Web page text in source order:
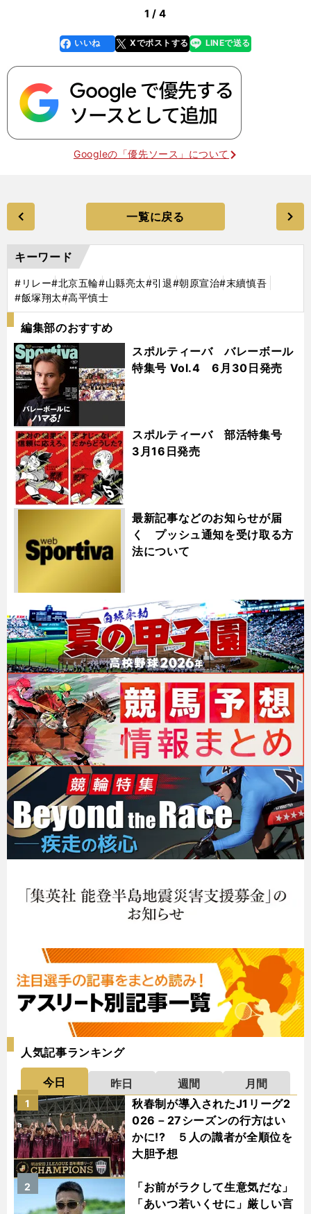
1 / 4
faceboo
k
いいね Xでポストする
line LINEで送る
Googleの「優先ソース」について
一覧に戻る
キーワード
#リレー#北京五輪#山縣亮太#引退#朝原宣治#末續慎吾
#飯塚翔太#高平慎士
編集部のおすすめ
スポルティーバ バレーボール
特集号 Vol.4 6月30日発売
スポルティーバ 部活特集号
3月16日発売
最新記事などのお知らせが届
く プッシュ通知を受け取る方
法について
人気記事ランキング
今日 昨日 週間
月間
秋春制が導入されたJ1リーグ2
026－27シーズンの行方はい
かに!? ５人の識者が全順位を
大胆予想
1
「お前がラクして生意気だな」
「あいつ若いくせに」厳しい言
2